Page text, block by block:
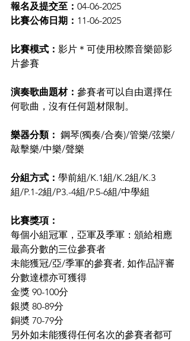
報名及提交至： 04-06-2025
比賽公佈日期： 11-06-2025
比賽模式： 影片＊可使用校際音樂節影
片參賽
演奏歌曲題材： 參賽者可以自由選擇任
何歌曲，沒有任何題材限制。
樂器分類： 鋼琴(獨奏/合奏)/管樂/弦樂/
敲擊樂/中樂/聲樂
分組方式： 學前組/K.1組/K.2組/K.3
組/P.1-2組/P3.-4組/P.5-6組/中學組
比賽獎項：
每個小組冠軍，亞軍及季軍：頒給相應
最高分數的三位參賽者
未能獲冠/亞/季軍的參賽者, 如作品評審
分數達標亦可獲得
金獎 90-100分
銀奬 80-89分
銅奬 70-79分
另外如未能獲得任何名次的參賽者都可